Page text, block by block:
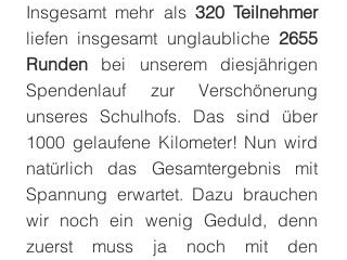
Insgesamt mehr als 320 Teilnehmer
liefen insgesamt unglaubliche 2655
Runden bei unserem diesjährigen
Spendenlauf zur Verschönerung
unseres Schulhofs. Das sind über
1000 gelaufene Kilometer! Nun wird
natürlich das Gesamtergebnis mit
Spannung erwartet. Dazu brauchen
wir noch ein wenig Geduld, denn
zuerst muss ja noch mit den